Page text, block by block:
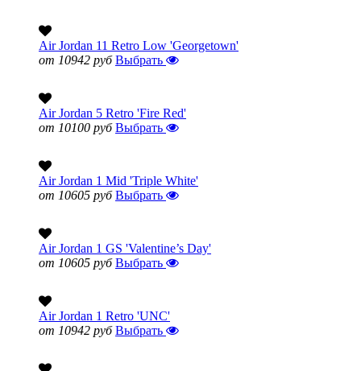
Air Jordan 11 Retro Low 'Georgetown'
от 10942 руб Выбрать
Air Jordan 5 Retro 'Fire Red'
от 10100 руб Выбрать
Air Jordan 1 Mid 'Triple White'
от 10605 руб Выбрать
Air Jordan 1 GS 'Valentine’s Day'
от 10605 руб Выбрать
Air Jordan 1 Retro 'UNC'
от 10942 руб Выбрать